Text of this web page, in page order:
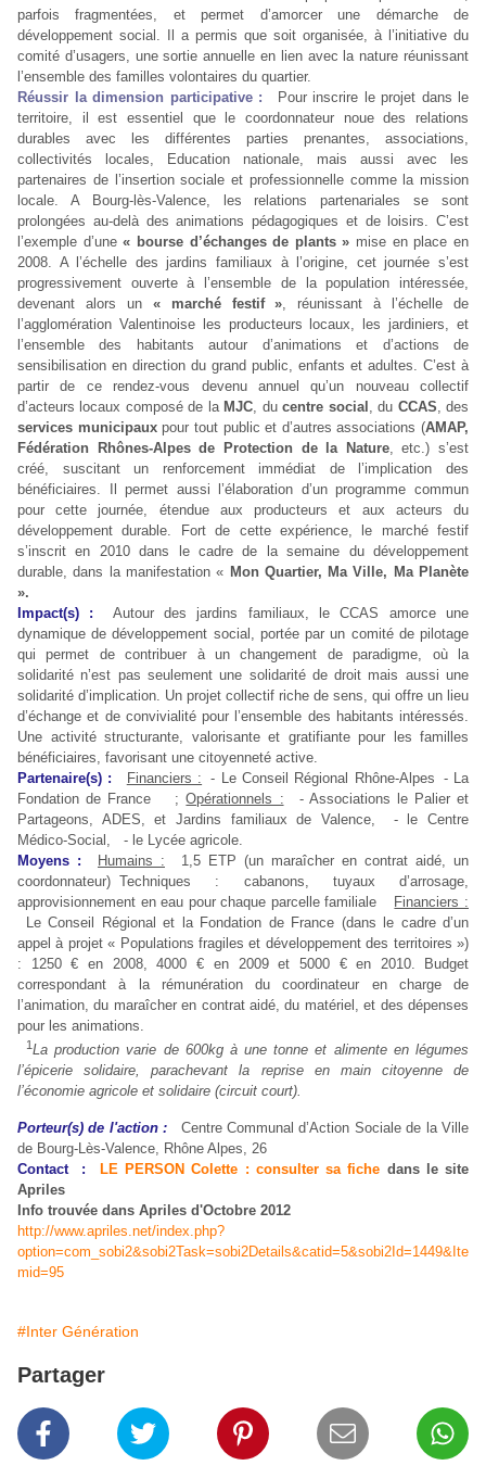
parfois fragmentées, et permet d’amorcer une démarche de
développement social. Il a permis que soit organisée, à l’initiative du
comité d’usagers, une sortie annuelle en lien avec la nature réunissant
l’ensemble des familles volontaires du quartier.
Réussir la dimension participative :
Pour inscrire le projet dans le
territoire, il est essentiel que le coordonnateur noue des relations
durables avec les différentes parties prenantes, associations,
collectivités locales, Education nationale, mais aussi avec les
partenaires de l’insertion sociale et professionnelle comme la mission
locale. A Bourg-lès-Valence, les relations partenariales se sont
prolongées au-delà des animations pédagogiques et de loisirs. C’est
l’exemple d’une« bourse d’échanges de plants » mise en place en
2008. A l’échelle des jardins familiaux à l’origine, cet journée s’est
progressivement ouverte à l’ensemble de la population intéressée,
devenant alors un « marché festif », réunissant à l’échelle de
l’agglomération Valentinoise les producteurs locaux, les jardiniers, et
l’ensemble des habitants autour d’animations et d’actions de
sensibilisation en direction du grand public, enfants et adultes. C’est à
partir de ce rendez-vous devenu annuel qu’un nouveau collectif
d’acteurs locaux composé de la MJC, ducentre social , du CCAS, des
services municipauxpour tout public et d’autres associations (AMAP,
Fédération Rhônes-Alpes de Protection de la Nature, etc.) s’est
créé, suscitant un renforcement immédiat de l’implication des
bénéficiaires. Il permet aussi l’élaboration d’un programme commun
pour cette journée, étendue aux producteurs et aux acteurs du
développement durable. Fort de cette expérience, le marché festif
s’inscrit en 2010 dans le cadre de la semaine du développement
durable, dans la manifestation « Mon Quartier, Ma Ville, Ma Planète
».
Impact(s) :
Autour des jardins familiaux, le CCAS amorce une
dynamique de développement social, portée par un comité de pilotage
qui permet de contribuer à un changement de paradigme, où la
solidarité n’est pas seulement une solidarité de droit mais aussi une
solidarité d’implication. Un projet collectif riche de sens, qui offre un lieu
d’échange et de convivialité pour l’ensemble des habitants intéressés.
Une activité structurante, valorisante et gratifiante pour les familles
bénéficiaires, favorisant une citoyenneté active.
Partenaire(s) :
Financiers : - Le Conseil Régional Rhône-Alpes - La
Fondation de France ;Opérationnels : - Associations le Palier et
Partageons, ADES, et Jardins familiaux de Valence, - le Centre
Médico-Social, - le Lycée agricole.
Moyens :
Humains : 1,5 ETP (un maraîcher en contrat aidé, un
coordonnateur) Techniques : cabanons, tuyaux d’arrosage,
approvisionnement en eau pour chaque parcelle familiale
Financiers :
Le Conseil Régional et la Fondation de France (dans le cadre d’un
appel à projet « Populations fragiles et développement des territoires »)
: 1250 € en 2008, 4000 € en 2009 et 5000 € en 2010. Budget
correspondant à la rémunération du coordinateur en charge de
l’animation, du maraîcher en contrat aidé, du matériel, et des dépenses
pour les animations.
1La production varie de 600kg à une tonne et alimente en légumes
l’épicerie solidaire, parachevant la reprise en main citoyenne de
l’économie agricole et solidaire (circuit court).
Porteur(s) de l'action :
Centre Communal d’Action Sociale de la Ville
de Bourg-Lès-Valence, Rhône Alpes, 26
Contact :
LE PERSON Colette : consulter sa fiche dans le site
Apriles
Info trouvée dans Apriles d'Octobre 2012
http://www.apriles.net/index.php?
option=com_sobi2&sobi2Task=sobi2Details&catid=5&sobi2Id=1449&Ite
mid=95
#Inter Génération
Partager